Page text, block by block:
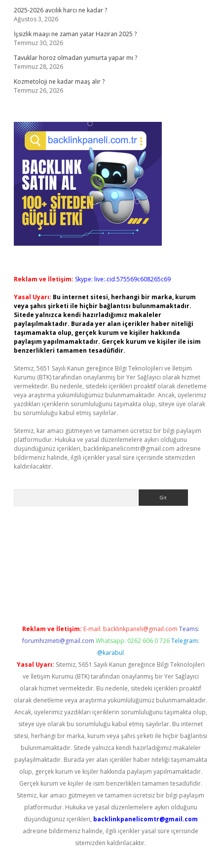
2025-2026 avcılık harcı ne kadar ?
Ağustos 3, 2026
İşsizlik maaşı ne zaman yatar Haziran 2025 ?
Temmuz 30, 2026
Tavuklar horoz olmadan yumurta yapar mı ?
Temmuz 28, 2026
Kozmetoloji ne kadar maaş alır ?
Temmuz 26, 2026
Reklam ve İletişim: Skype: live:.cid.575569c608265c69
Yasal Uyarı: Bu internet sitesi, herhangi bir marka, kurum
veya şahıs şirketi ile hiçbir bağlantısı bulunmamaktadır.
Sitede yalnızca kendi hazırladığımız makaleler
paylaşılmaktadır. Burada yer alan içerikler haber niteliği
taşımamakta olup, gerçek kurum ve kişiler hakkında
paylaşım yapılmamaktadır. Gerçek kurum ve kişiler ile isim
benzerlikleri tamamen tesadüfidir.
Sitemiz, 5651 Sayılı Kanun gereğince Bilgi Teknolojileri ve İletişim
Kurumu (BTK) tarafından onaylanmış bir Yer Sağlayıcı olarak hizmet
vermektedir. Bu nedenle, sitedeki içerikleri proaktif olarak denetleme
veya araştırma yükümlülüğümüz bulunmamaktadır. Ancak, üyelerimiz
yazdıkları içeriklerin sorumluluğunu taşımakta olup, siteye üye olarak
bu sorumluluğu kabul etmiş sayılırlar.
Sitemiz, kar amacı gütmeyen ve tamamen ücretsiz bir bilgi paylaşım
platformudur. Hukuka ve yasal düzenlemelere aykırı olduğunu
düşündüğünüz içerikleri, backlinkpanelicomtr@gmail.com adresine
bildirmeniz halinde, ilgili içerikler yasal süre içerisinde sitemizden
kaldırılacaktır.
Reklam ve İletişim: E-mail: backlinkpaneli@gmail.com Teams:
forumhizmeti@gmail.com Whatsapp: 0262 606 0 726 Telegram:
@karabul
Yasal Uyarı: Sitemiz, 5651 Sayılı Kanun gereğince Bilgi Teknolojileri
ve İletişim Kurumu (BTK) tarafından onaylanmış bir Yer Sağlayıcı
olarak hizmet vermektedir. Bu nedenle, sitedeki içerikleri proaktif
olarak denetleme veya araştırma yükümlülüğümüz bulunmamaktadır.
Ancak, üyelerimiz yazdıkları içeriklerin sorumluluğunu taşımakta olup,
siteye üye olarak bu sorumluluğu kabul etmiş sayılırlar. Bu internet
sitesi, herhangi bir marka, kurum veya şahıs şirketi ile hiçbir bağlantısı
bulunmamaktadır. Sitede yalnızca kendi hazırladığımız makaleler
paylaşılmaktadır. Burada yer alan içerikler haber niteliği taşımamakta
olup, gerçek kurum ve kişiler hakkında paylaşım yapılmamaktadır.
Gerçek kurum ve kişiler ile isim benzerlikleri tamamen tesadüfidir.
Sitemiz, kar amacı gütmeyen ve tamamen ücretsiz bir bilgi paylaşım
platformudur. Hukuka ve yasal düzenlemelere aykırı olduğunu
düşündüğünüz içerikleri, backlinkpanelicomtr@gmail.com
adresine bildirmeniz halinde, ilgili içerikler yasal süre içerisinde
sitemizden kaldırılacaktır.